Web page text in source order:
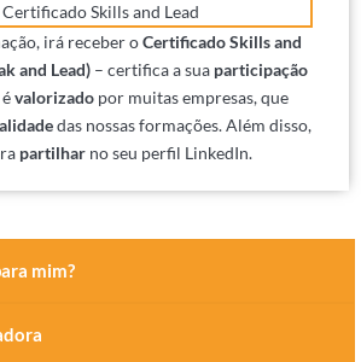
irá receber oCertificado Skills and
and Lead)– certifica a sua participação
valorizado por muitas empresas, que
das nossas formações. Além disso,
partilharno seu perfil LinkedIn.
mim?